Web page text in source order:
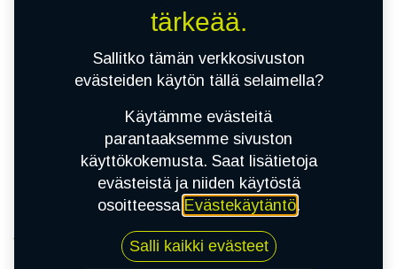
205/55R15 88V SAILUN ATREZZO ELITE RP
tärkeää.
Sallitko tämän verkkosivuston
evästeiden käytön tällä selaimella?
Käytämme evästeitä
parantaaksemme sivuston
käyttökokemusta. Saat lisätietoja
evästeistä ja niiden käytöstä
osoitteessa Evästekäytäntö.
Salli kaikki evästeet